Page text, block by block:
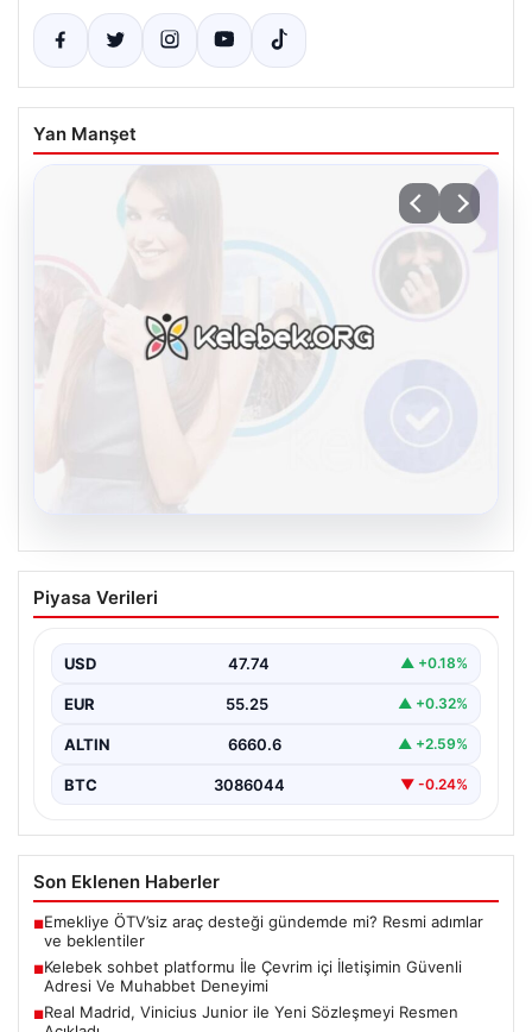
Yan Manşet
Kelebek sohbet platformu İle Çevrim içi
İletişimin Güvenli Adresi Ve Muhabbet
Sanal dünyasında insanların güvenli bir şekilde iletişim
Güncel olarak…
Piyasa Verileri
USD 47.74 ▲ +0.18%
EUR 55.25 ▲ +0.32%
ALTIN 6660.6 ▲ +2.59%
BTC 3086044 ▼ -0.24%
Son Eklenen Haberler
■Emekliye ÖTV’siz araç desteği gündemde mi? Resmi adımlar
ve beklentiler
■Kelebek sohbet platformu İle Çevrim içi İletişimin Güvenli
Adresi Ve Muhabbet Deneyimi
■Real Madrid, Vinicius Junior ile Yeni Sözleşmeyi Resmen